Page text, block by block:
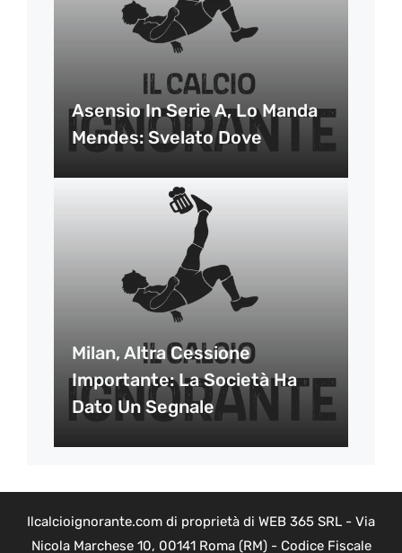
Asensio In Serie A, Lo Manda
Mendes: Svelato Dove
Milan, Altra Cessione
Importante: La Società Ha
Dato Un Segnale
Ilcalcioignorante.com di proprietà di WEB 365 SRL - Via
Nicola Marchese 10, 00141 Roma (RM) - Codice Fiscale